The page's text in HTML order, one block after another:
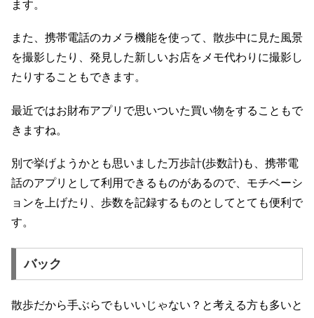
ます。
また、携帯電話のカメラ機能を使って、散歩中に見た風景
を撮影したり、発見した新しいお店をメモ代わりに撮影し
たりすることもできます。
最近ではお財布アプリで思いついた買い物をすることもで
きますね。
別で挙げようかとも思いました万歩計(歩数計)も、携帯電
話のアプリとして利用できるものがあるので、モチベーシ
ョンを上げたり、歩数を記録するものとしてとても便利で
す。
バック
散歩だから手ぶらでもいいじゃない？と考える方も多いと